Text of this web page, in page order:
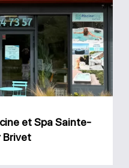
Sainte-
Sur
et Spa Sainte-
Brivet